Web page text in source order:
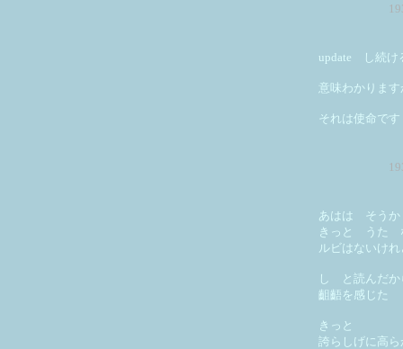
update し続け
意味わかります
それは使命です
あはは そう
きっと うた
ルビはないけれ
し と読んだか
齟齬を感じた
きっと
誇らしげに高ら